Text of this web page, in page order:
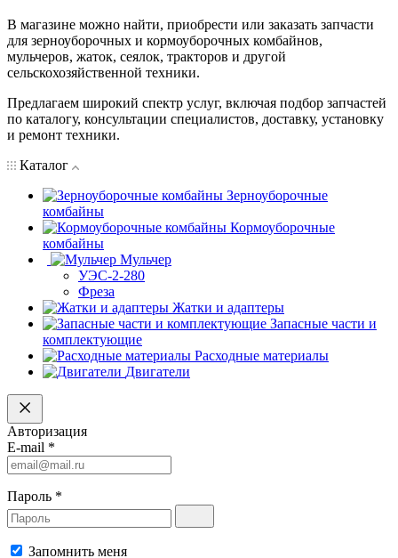
В магазине можно найти, приобрести или заказать запчасти
для зерноуборочных и кормоуборочных комбайнов,
мульчеров, жаток, сеялок, тракторов и другой
сельскохозяйственной техники.
Предлагаем широкий спектр услуг, включая подбор запчастей
по каталогу, консультации специалистов, доставку, установку
и ремонт техники.
Каталог
Зерноуборочные
комбайны
Кормоуборочные
комбайны
Мульчер
УЭС-2-280
Фреза
Жатки и адаптеры
Запасные части и
комплектующие
Расходные материалы
Двигатели
Авторизация
E-mail *
Пароль *
Запомнить меня